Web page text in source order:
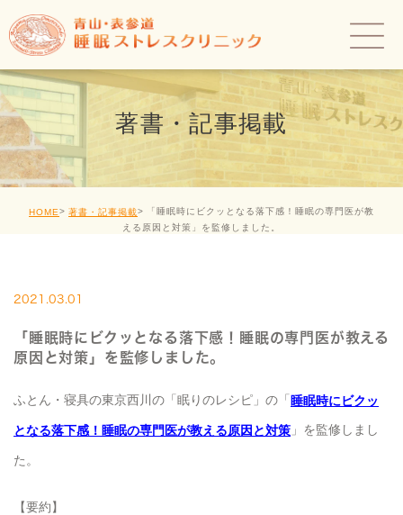
著書・記事掲載
HOME 著書・記事掲載
「睡眠時にビクッとなる落下感！睡眠の専門医が教
える原因と対策」を監修しました。
2021.03.01
「睡眠時にビクッとなる落下感！睡眠の専門医が教える
原因と対策」を監修しました。
ふとん・寝具の東京西川の「眠りのレシピ」の「 睡眠時にビクッ
となる落下感！睡眠の専門医が教える原因と対策 」を監修しまし
た。
【要約】